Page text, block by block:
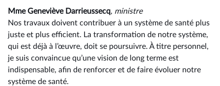
Mme Geneviève Darrieussecq, ministre
Nos travaux doivent contribuer à un système de santé plus
juste et plus efficient. La transformation de notre système,
qui est déjà à l’œuvre, doit se poursuivre. À titre personnel,
je suis convaincue qu’une vision de long terme est
indispensable, afin de renforcer et de faire évoluer notre
système de santé.